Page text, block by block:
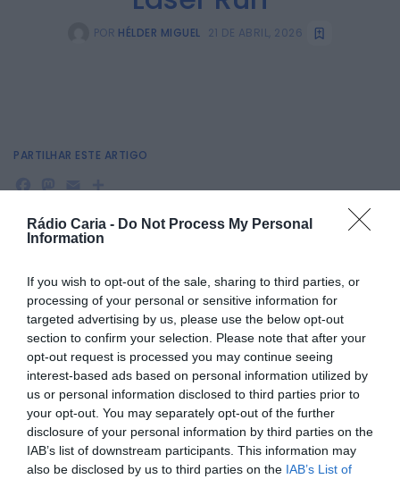
Rádio Caria - Do Not Process My Personal
Information
If you wish to opt-out of the sale, sharing to third parties, or
processing of your personal or sensitive information for
targeted advertising by us, please use the below opt-out
section to confirm your selection. Please note that after your
opt-out request is processed you may continue seeing
interest-based ads based on personal information utilized by
us or personal information disclosed to third parties prior to
your opt-out. You may separately opt-out of the further
disclosure of your personal information by third parties on the
IAB’s list of downstream participants. This information may
also be disclosed by us to third parties on the IAB’s List of
POR HÉLDER MIGUEL 21 DE ABRIL, 2026
Taça de Portugal de Clubes de Laser Run, disputada no
passado domingo, em Alenquer, numa prova organizada
pela Federação Portuguesa de Pentatlo Moderno.
O clube esteve representado por 11 atletas, distribuídos por
vários escalões e géneros, somando seis lugares de pódio
ao longo da competição.
Em destaque esteve Marina Cardona, que venceu no
escalão M40. O Penta Clube da Covilhã alcançou ainda
cinco terceiros lugares, por intermédio de David Silva em
seniores, Júlia Fonseca em sub-19 femininos, Rafael
Rodrigues em juniores masculinos, Maria Carreira em
juniores femininos e Gonçalo Carreira em M60.
PARTILHAR ESTE ARTIGO
Facebook
Mastodon
Email
Share